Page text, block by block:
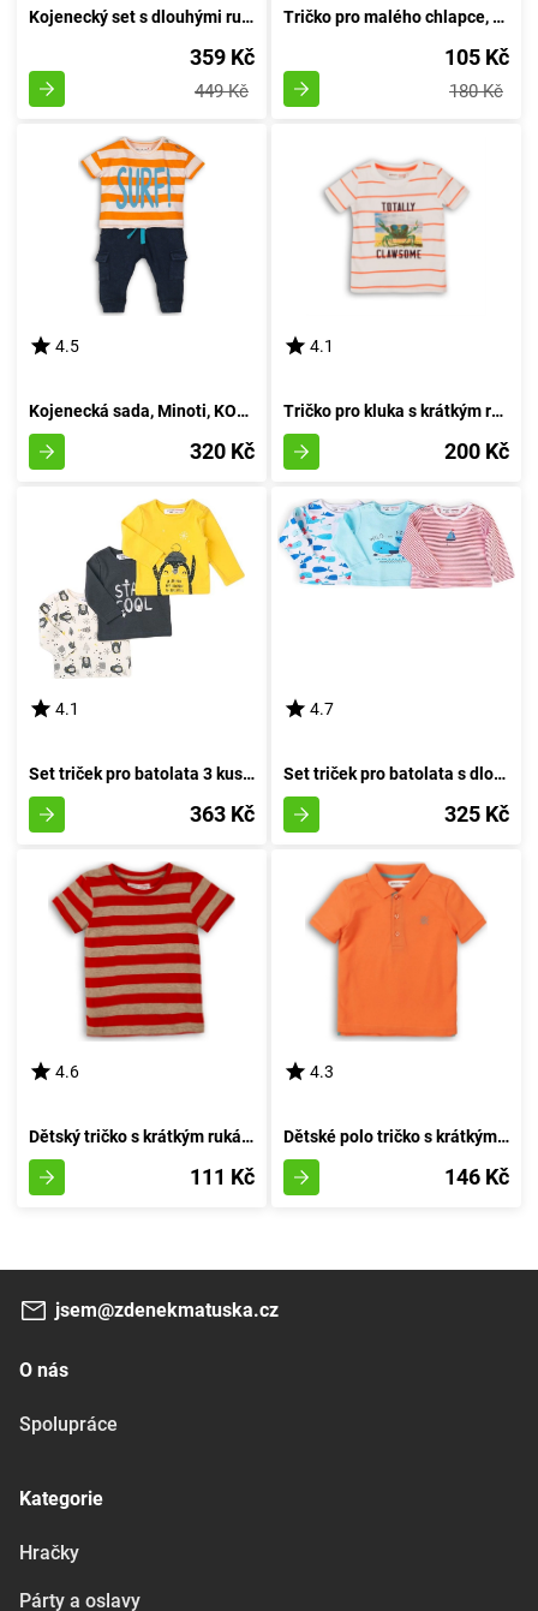
Kojenecký set s dlouhými rukávy, Pidilidi, PD1003, pro dívku - velikost 68/74 | 6-9 měsíců
359 Kč
449 Kč
Tričko pro malého chlapce, s dlouhými rukávy, od značky Wendee, v tmavě modrém provedení - velikost 98 | Věk 3 roky
105 Kč
180 Kč
4.5
Kojenecká sada, Minoti, KOKOS 3, žluté - 86/92
320 Kč
4.1
Tričko pro kluka s krátkým rukávem, značky Minoti, model Crab 1, bílé barvy - velikost 92/98 | pro věk 2-3 let
200 Kč
4.1
Set triček pro batolata 3 kusy, Minoti, Objetí 8, chlapec - 74/80 | 9-12 měsíců
363 Kč
4.7
Set triček pro batolata s dlouhými rukávy 3ks, Minoti, Ship 8, chlapec - 74/80 | 9-12m
325 Kč
4.6
Dětský tričko s krátkým rukávem pro chlapce, značky Minoti, design 1PRUH 1, červené - velikost 92/98 | 2/3 roky
111 Kč
4.3
Dětské polo tričko s krátkým rukávem, Minoti, 1POLO 6, oranžové barvy - velikost 92/98 | pro věk 2-3 let
146 Kč
jsem@zdenekmatuska.cz
O nás
Spolupráce
Kategorie
Hračky
Párty a oslavy